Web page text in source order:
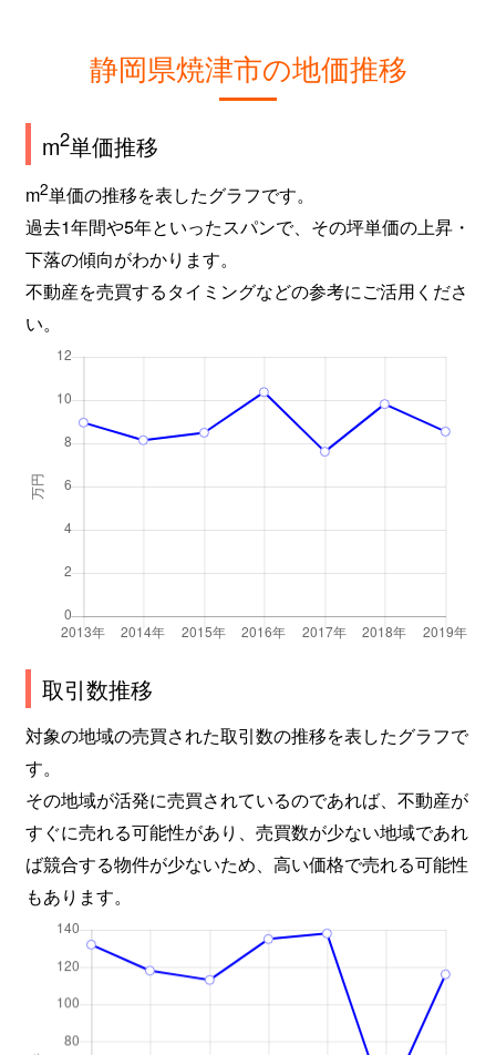
静岡県焼津市の地価推移
m2単価推移
m2単価の推移を表したグラフです。
過去1年間や5年といったスパンで、その坪単価の上昇・
下落の傾向がわかります。
不動産を売買するタイミングなどの参考にご活用くださ
い。
取引数推移
対象の地域の売買された取引数の推移を表したグラフで
す。
その地域が活発に売買されているのであれば、不動産が
すぐに売れる可能性があり、売買数が少ない地域であれ
ば競合する物件が少ないため、高い価格で売れる可能性
もあります。